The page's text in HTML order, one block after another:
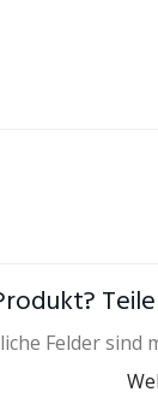
Felder sind